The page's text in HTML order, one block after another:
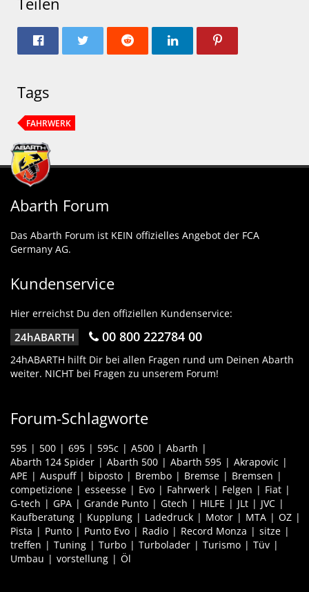
Tags
FAHRWERK
Abarth Forum
Das Abarth Forum ist KEIN offizielles Angebot der FCA
Germany AG.
Kundenservice
Hier erreichst Du den offiziellen Kundenservice:
24hABARTH 00 800 222784 00
24hABARTH hilft Dir bei allen Fragen rund um Deinen Abarth
weiter. NICHT bei Fragen zu unserem Forum!
Forum-Schlagworte
595 500 695 595c A500
Abarth
Abarth 124 Spider
Abarth 500 Abarth 595
Akrapovic
APE
Auspuff biposto Brembo Bremse
Bremsen
competizione
esseesse Evo Fahrwerk Felgen
Fiat
G-tech
GPA Grande Punto Gtech HILFE JLt
JVC
Kaufberatung
Kupplung Ladedruck Motor MTA
OZ
Pista
Punto Punto Evo Radio Record Monza
sitze
treffen
Tuning Turbo Turbolader Turismo
Tüv
Umbau
vorstellung Öl